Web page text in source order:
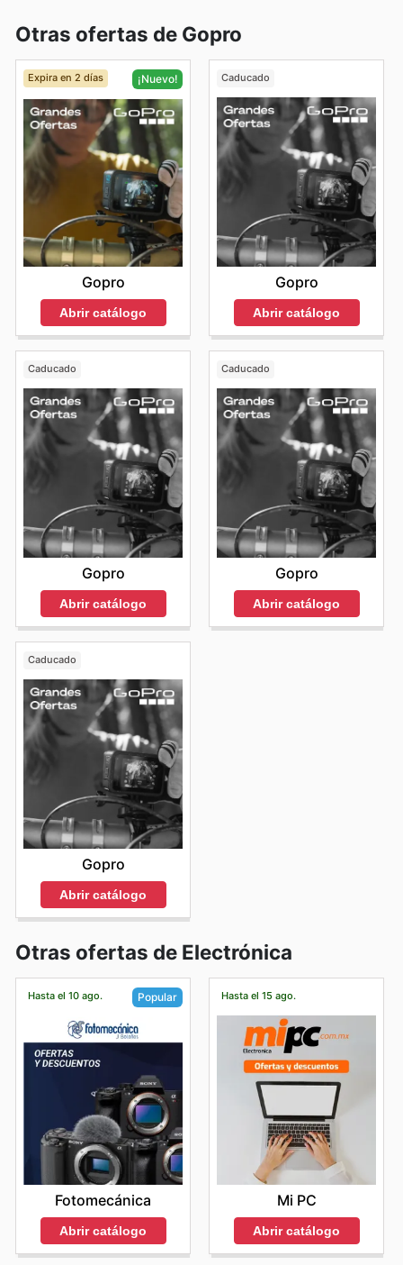
Otras ofertas de Gopro
Expira en 2 días ¡Nuevo!
Gopro
Abrir catálogo
Caducado
Gopro
Abrir catálogo
Caducado
Gopro
Abrir catálogo
Caducado
Gopro
Abrir catálogo
Caducado
Gopro
Abrir catálogo
Otras ofertas de Electrónica
Hasta el 10 ago. Popular
Fotomecánica
Abrir catálogo
Hasta el 15 ago.
Mi PC
Abrir catálogo